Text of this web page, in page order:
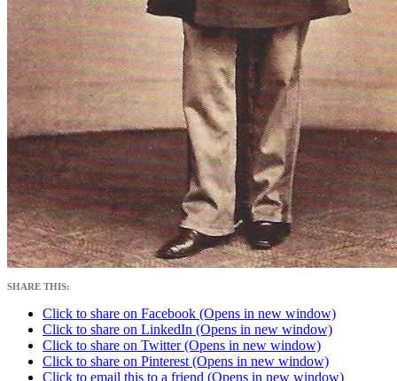
SHARE THIS:
Click to share on Facebook (Opens in new window)
Click to share on LinkedIn (Opens in new window)
Click to share on Twitter (Opens in new window)
Click to share on Pinterest (Opens in new window)
Click to email this to a friend (Opens in new window)